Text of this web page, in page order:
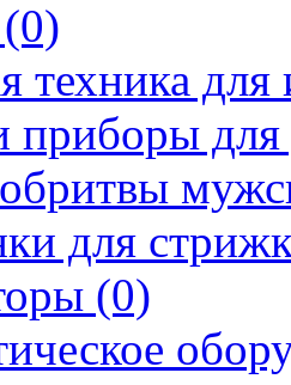
техника
для
для
(0)